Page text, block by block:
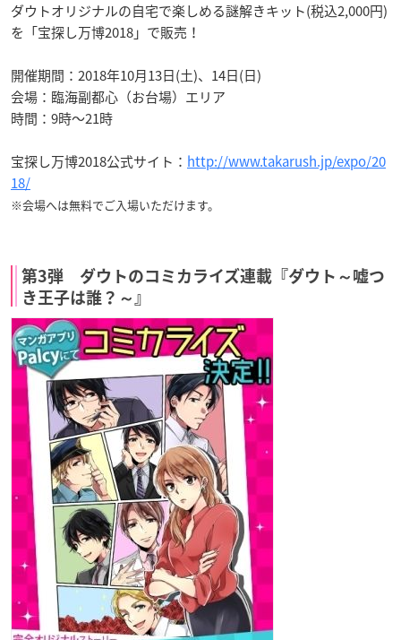
ダウトオリジナルの自宅で楽しめる謎解きキット(税込2,000円)
を「宝探し万博2018」で販売！
開催期間：2018年10月13日(土)、14日(日)
会場：臨海副都心（お台場）エリア
時間：9時～21時
宝探し万博2018公式サイト： http://www.takarush.jp/expo/20
18/
※会場へは無料でご入場いただけます。
第3弾 ダウトのコミカライズ連載『ダウト～嘘つ
き王子は誰？～』